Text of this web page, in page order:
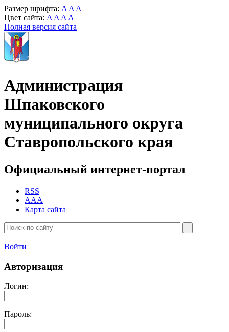
Размер шрифта: A A A
Цвет сайта: A A A A
Полная версия сайта
Администрация
Шпаковского
муниципального округа
Ставропольского края
Официальный интернет-портал
RSS
AAA
Карта сайта
Войти
Авторизация
Логин:
Пароль: